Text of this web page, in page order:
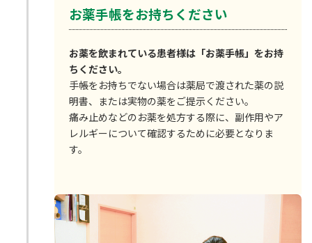
お薬手帳をお持ちください
お薬を飲まれている患者様は「お薬手帳」をお持
ちください。
手帳をお持ちでない場合は薬局で渡された薬の説
明書、または実物の薬をご提示ください。
痛み止めなどのお薬を処方する際に、副作用やア
レルギーについて確認するために必要となりま
す。